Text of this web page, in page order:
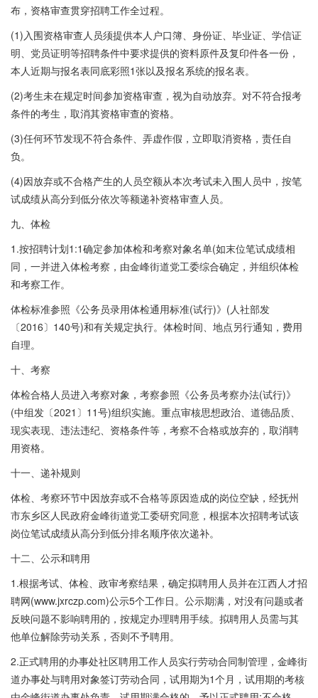
布，资格审查贯穿招聘工作全过程。
(1)入围资格审查人员须提供本人户口簿、身份证、毕业证、学信证
明、党员证明等招聘条件中要求提供的资料原件及复印件各一份，
本人近期与报名表同底彩照1张以及报名系统的报名表。
(2)考生未在规定时间参加资格审查，视为自动放弃。对不符合报考
条件的考生，取消其资格审查的资格。
(3)任何环节发现不符合条件、弄虚作假，立即取消资格，责任自
负。
(4)因放弃或不合格产生的人员空额从本次考试未入围人员中，按笔
试成绩从高分到低分依次等额递补资格审查人员。
九、体检
1.按招聘计划1:1确定参加体检和考察对象名单(如末位笔试成绩相
同，一并进入体检考察，由金峰街道党工委综合确定，并组织体检
和考察工作。
体检标准参照《公务员录用体检通用标准(试行)》(人社部发
〔2016〕140号)和有关规定执行。体检时间、地点另行通知，费用
自理。
十、考察
体检合格人员进入考察对象，考察参照《公务员考察办法(试行)》
(中组发〔2021〕11号)组织实施。重点审核思想政治、道德品质、
现实表现、违法违纪、资格条件等，考察不合格或放弃的，取消聘
用资格。
十一、递补规则
体检、考察环节中因放弃或不合格等原因造成的岗位空缺，经抚州
市东乡区人民政府金峰街道党工委研究同意，根据本次招聘考试该
岗位笔试成绩从高分到低分排名顺序依次递补。
十二、公示和聘用
1.根据考试、体检、政审考察结果，确定拟聘用人员并在江西人才招
聘网(www.jxrczp.com)公示5个工作日。公示期满，对没有问题或者
反映问题不影响聘用的，按规定办理聘用手续。拟聘用人员需与其
他单位解除劳动关系，否则不予聘用。
2.正式聘用的办事处社区聘用工作人员实行劳动合同制管理，金峰街
道办事处与聘用对象签订劳动合同，试用期为1个月，试用期的考核